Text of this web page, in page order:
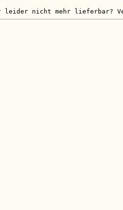
nicht mehr lieferbar?